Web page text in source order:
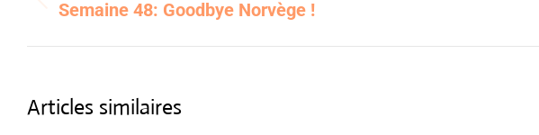
Previous
Semaine 48: Goodbye Norvège !
Articles similaires